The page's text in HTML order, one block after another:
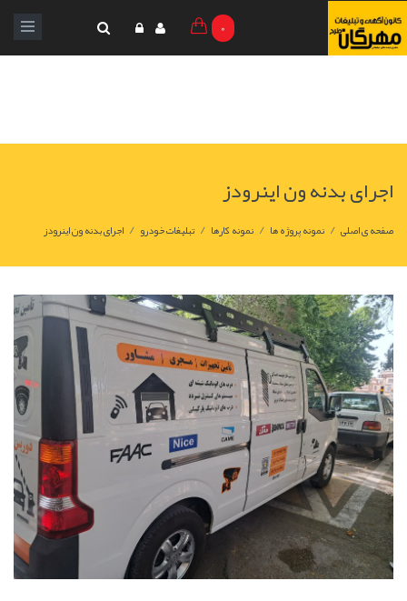
0
اجرای بدنه ون اینرودز
صفحه ی اصلی / نمونه پروژه ها / نمونه کارها /تبلیغات خودرو / اجرای بدنه ون اینرودز